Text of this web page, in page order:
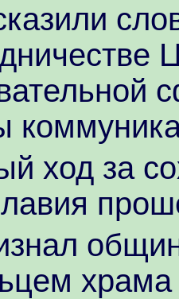
ход за
храма